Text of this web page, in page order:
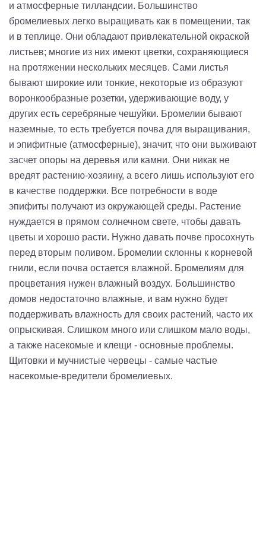
и атмосферные тилландсии. Большинство
бромелиевых легко выращивать как в помещении, так
и в теплице. Они обладают привлекательной окраской
листьев; многие из них имеют цветки, сохраняющиеся
на протяжении нескольких месяцев. Сами листья
бывают широкие или тонкие, некоторые из образуют
воронкообразные розетки, удерживающие воду, у
других есть серебряные чешуйки. Бромелии бывают
наземные, то есть требуется почва для выращивания,
и эпифитные (атмосферные), значит, что они выживают
засчет опоры на деревья или камни. Они никак не
вредят растению-хозяину, а всего лишь используют его
в качестве поддержки. Все потребности в воде
эпифиты получают из окружающей среды. Растение
нуждается в прямом солнечном свете, чтобы давать
цветы и хорошо расти. Нужно давать почве просохнуть
перед вторым поливом. Бромелии склонны к корневой
гнили, если почва остается влажной. Бромелиям для
процветания нужен влажный воздух. Большинство
домов недостаточно влажные, и вам нужно будет
поддерживать влажность для своих растений, часто их
опрыскивая. Слишком много или слишком мало воды,
а также насекомые и клещи - основные проблемы.
Щитовки и мучнистые червецы - самые частые
насекомые-вредители бромелиевых.